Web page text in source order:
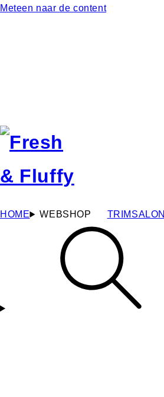
Meteen naar de content
HOME WEBSHOP TRIMSALON